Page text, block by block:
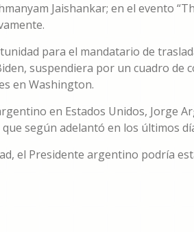
Jaishankar; en el evento
para el mandatario de
suspendiera por un cuadro
en Washington.
en Estados Unidos, Jorge
según adelantó en los últimos
el Presidente argentino podría